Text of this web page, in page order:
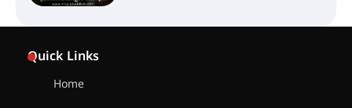
Quick Links
Home